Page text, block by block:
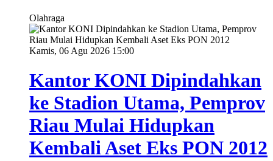
Olahraga
Kamis, 06 Agu 2026 15:00
Kantor KONI Dipindahkan
ke Stadion Utama, Pemprov
Riau Mulai Hidupkan
Kembali Aset Eks PON 2012